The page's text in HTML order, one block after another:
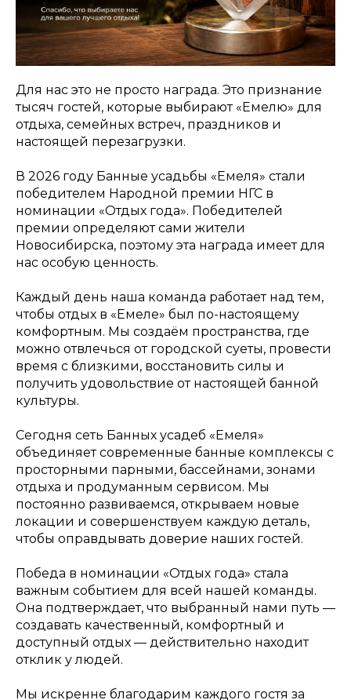
Для нас это не просто награда. Это признание
тысяч гостей, которые выбирают «Емелю» для
отдыха, семейных встреч, праздников и
настоящей перезагрузки.
В 2026 году Банные усадьбы «Емеля» стали
победителем Народной премии НГС в
номинации «Отдых года». Победителей
премии определяют сами жители
Новосибирска, поэтому эта награда имеет для
нас особую ценность.
Каждый день наша команда работает над тем,
чтобы отдых в «Емеле» был по-настоящему
комфортным. Мы создаём пространства, где
можно отвлечься от городской суеты, провести
время с близкими, восстановить силы и
получить удовольствие от настоящей банной
культуры.
Сегодня сеть Банных усадеб «Емеля»
объединяет современные банные комплексы с
просторными парными, бассейнами, зонами
отдыха и продуманным сервисом. Мы
постоянно развиваемся, открываем новые
локации и совершенствуем каждую деталь,
чтобы оправдывать доверие наших гостей.
Победа в номинации «Отдых года» стала
важным событием для всей нашей команды.
Она подтверждает, что выбранный нами путь —
создавать качественный, комфортный и
доступный отдых — действительно находит
отклик у людей.
Мы искренне благодарим каждого гостя за